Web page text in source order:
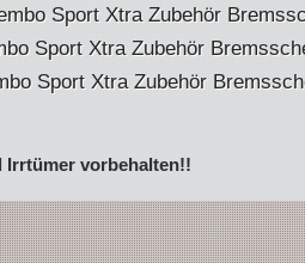
Sport Xtra Zubehör
Sport Xtra Zubehör
Sport Xtra Zubehör
Irrtümer vorbehalten!!